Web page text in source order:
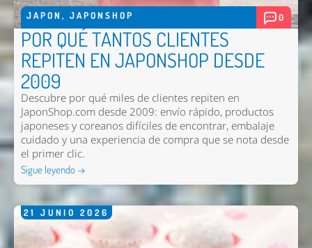
JAPON , JAPONSHOP 0
POR QUÉ TANTOS CLIENTES
REPITEN EN JAPONSHOP DESDE
2009
Descubre por qué miles de clientes repiten en
JaponShop.com desde 2009: envío rápido, productos
japoneses y coreanos difíciles de encontrar, embalaje
cuidado y una experiencia de compra que se nota desde
el primer clic.
Sigue leyendo →
21 JUNIO 2026